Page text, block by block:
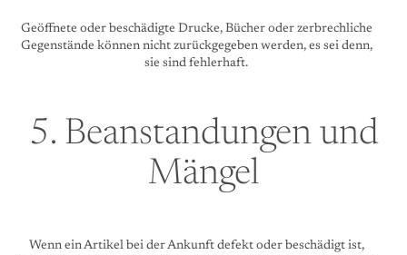
Geöffnete oder beschädigte Drucke, Bücher oder zerbrechliche
Gegenstände können nicht zurückgegeben werden, es sei denn,
sie sind fehlerhaft.
5. Beanstandungen und
Mängel
Wenn ein Artikel bei der Ankunft defekt oder beschädigt ist,